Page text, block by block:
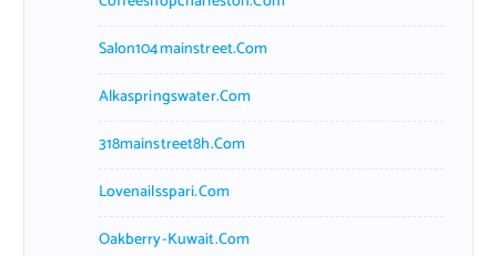
Salon104mainstreet.com
Alkaspringswater.com
318mainstreet8h.com
Lovenailsspari.com
Oakberry-Kuwait.com